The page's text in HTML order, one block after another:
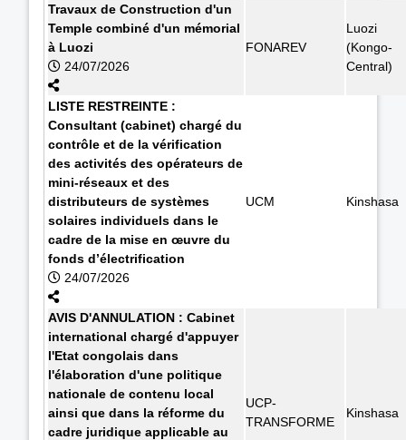
Travaux de Construction d'un
Temple combiné d'un mémorial
à Luozi
24/07/2026
FONAREV
Luozi
(Kongo-
Central)
LISTE RESTREINTE :
Consultant (cabinet) chargé du
contrôle et de la vérification
des activités des opérateurs de
mini-réseaux et des
distributeurs de systèmes
solaires individuels dans le
cadre de la mise en œuvre du
fonds d’électrification
24/07/2026
UCM Kinshasa
AVIS D'ANNULATION : Cabinet
international chargé d'appuyer
l'Etat congolais dans
l'élaboration d'une politique
nationale de contenu local
ainsi que dans la réforme du
cadre juridique applicable au
UCP-
TRANSFORME
Kinshasa